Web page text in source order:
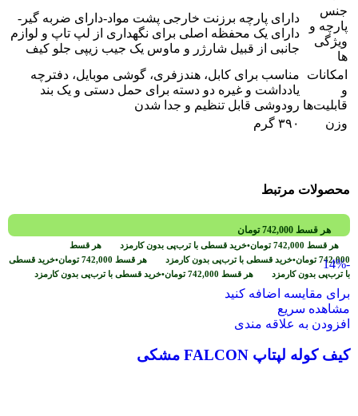
جنس
پارچه و
ویژگی
ها
دارای پارچه برزنت خارجی پشت مواد-دارای ضربه گیر-
دارای یک محفظه اصلی برای نگهداری از لپ تاپ و لوازم
جانبی از قبیل شارژر و ماوس یک جیب زیپی جلو کیف
امکانات
و
قابلیت‌ها
مناسب برای کابل، هندزفری، گوشی موبایل، دفترچه
یادداشت و غیره دو دسته برای حمل دستی و یک بند
رودوشی قابل تنظیم و جدا شدن
وزن
۳۹۰ گرم
محصولات مرتبط
هر قسط 742,000 تومان
هر قسط 742,000 تومان•خرید قسطی با ترب‌پی بدون کارمزد
هر قسط
742,000 تومان•خرید قسطی با ترب‌پی بدون کارمزد هر قسط 742,000 تومان•خرید قسطی
با ترب‌پی بدون کارمزد
هر قسط 742,000 تومان•خرید قسطی با ترب‌پی بدون کارمزد
-14%
برای مقایسه اضافه کنید
مشاهده سریع
افزودن به علاقه مندی
کیف کوله لپتاپ FALCON مشکی